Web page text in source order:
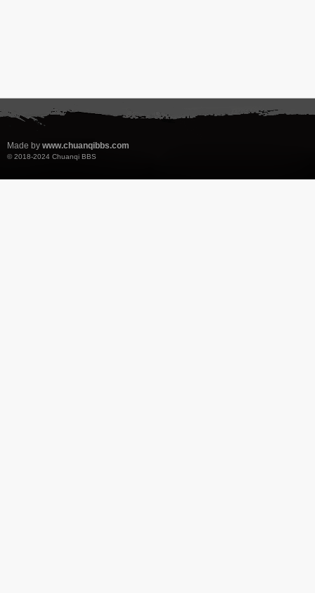
Made by www.chuanqibbs.com
© 2018-2024 Chuanqi BBS